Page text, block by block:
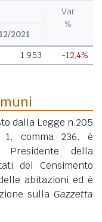
Var
%
2021
1.953 -12,4%
dalla Legge n.205
1, comma 236, è
della
del Censimento
abitazioni ed è
sulla Gazzetta